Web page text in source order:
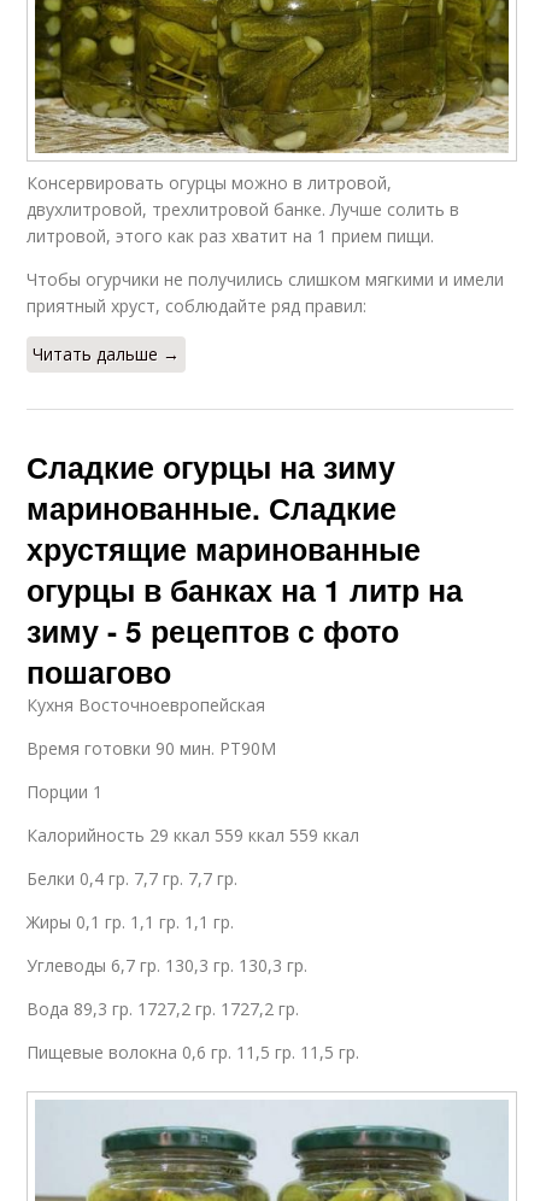
Консервировать огурцы можно в литровой,
двухлитровой, трехлитровой банке. Лучше солить в
литровой, этого как раз хватит на 1 прием пищи.
Чтобы огурчики не получились слишком мягкими и имели
приятный хруст, соблюдайте ряд правил:
Читать дальше →
Сладкие огурцы на зиму
маринованные. Сладкие
хрустящие маринованные
огурцы в банках на 1 литр на
зиму - 5 рецептов с фото
пошагово
Кухня Восточноевропейская
Время готовки 90 мин. PT90M
Порции 1
Калорийность 29 ккал 559 ккал 559 ккал
Белки 0,4 гр. 7,7 гр. 7,7 гр.
Жиры 0,1 гр. 1,1 гр. 1,1 гр.
Углеводы 6,7 гр. 130,3 гр. 130,3 гр.
Вода 89,3 гр. 1727,2 гр. 1727,2 гр.
Пищевые волокна 0,6 гр. 11,5 гр. 11,5 гр.